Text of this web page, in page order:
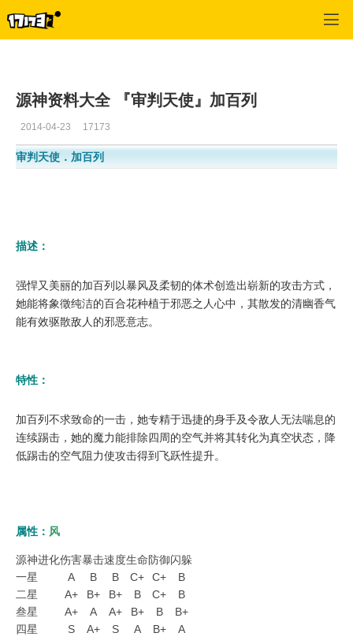
源神资料大全 『审判天使』加百列
2014-04-23 17173
审判天使．加百列
描述：
强悍又美丽的加百列以暴风及柔韧的体术创造出崭新的攻击方式，
她能将象徵纯洁的百合花种植于邪恶之人心中，其散发的清幽香气
能有效驱散敌人的邪恶意志。
特性：
加百列不求致命的一击，她专精于迅捷的身手及令敌人无法喘息的
连续踢击，她的魔力能排除四周的空气并将其转化为真空状态，降
低踢击的空气阻力使攻击得到飞跃性提升。
属性： 风
源神进化伤害暴击速度生命防御闪躲
一星
A B B C+ C+
B
二星
A+ B+ B+ B C+
B
叁星
A+ A A+ B+ B
B+
四星
S A+ S A B+ A